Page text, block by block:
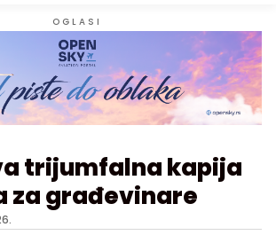
OGLASI
trijumfalna kapija
za građevinare